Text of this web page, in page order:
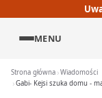
MENU
Strona główna Wiadomości
Gabi- Kejsi szuka domu -